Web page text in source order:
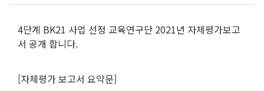
4단계 BK21 사업 선정 교육연구단 2021년 자체평가보고
서 공개 합니다.
[자체평가 보고서 요약문]